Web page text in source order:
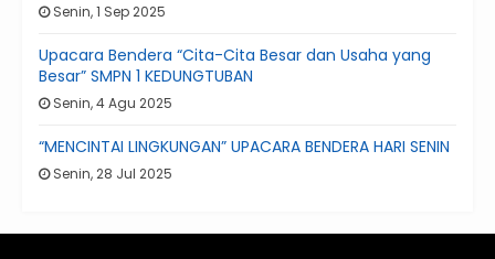
Senin, 1 Sep 2025
Upacara Bendera “Cita-Cita Besar dan Usaha yang
Besar” SMPN 1 KEDUNGTUBAN
Senin, 4 Agu 2025
“MENCINTAI LINGKUNGAN” UPACARA BENDERA HARI SENIN
Senin, 28 Jul 2025